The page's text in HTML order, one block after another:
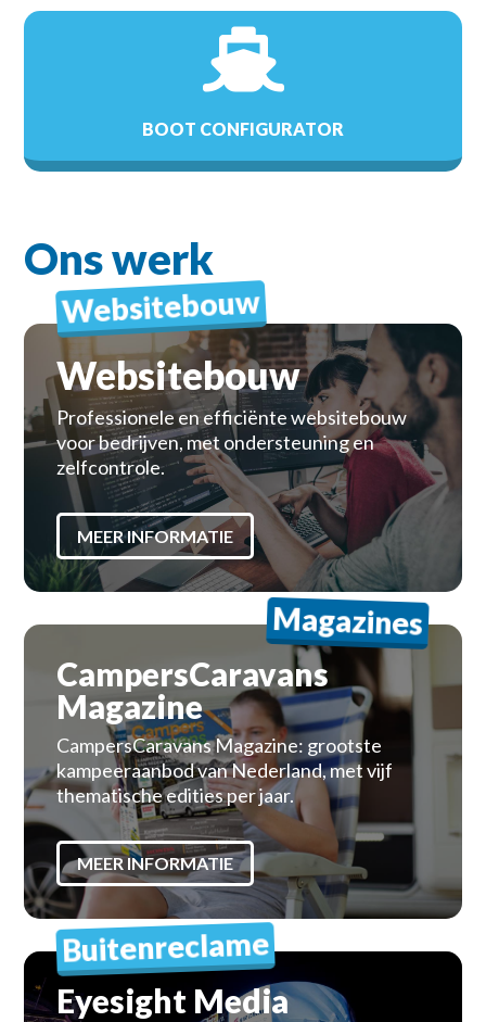

BOOT CONFIGURATOR
Ons werk
Websitebouw
Professionele en efficiënte websitebouw
voor bedrijven, met ondersteuning en
zelfcontrole.
Websitebouw
MEER INFORMATIE
CampersCaravans
Magazine
CampersCaravans Magazine: grootste
kampeeraanbod van Nederland, met vijf
thematische edities per jaar.
Magazines
MEER INFORMATIE
Eyesight Media
Buitenreclame